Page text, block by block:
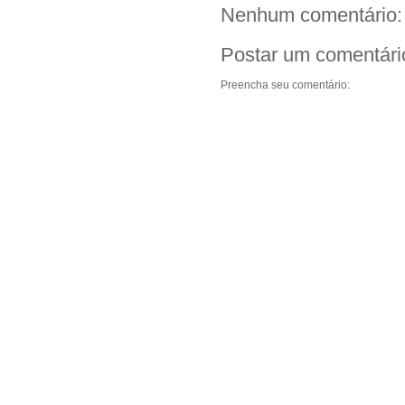
Nenhum comentário:
Postar um
Preencha seu comentário: